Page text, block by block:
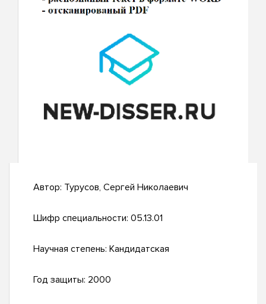
Автор: Турусов, Сергей Николаевич
Шифр специальности: 05.13.01
Научная степень: Кандидатская
Год защиты: 2000